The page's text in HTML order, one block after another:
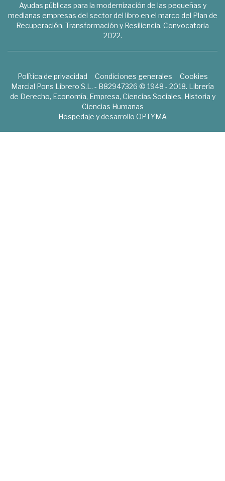
Ayudas públicas para la modernización de las pequeñas y
medianas empresas del sector del libro en el marco del Plan de
Recuperación, Transformación y Resiliencia. Convocatoria
2022.
Política de privacidad Condiciones generales
Cookies
Marcial Pons Librero S.L. - B82947326 © 1948 - 2018. Librería
de Derecho, Economía, Empresa, Ciencias Sociales, Historia y
Ciencias Humanas
Hospedaje y desarrollo OPTYMA